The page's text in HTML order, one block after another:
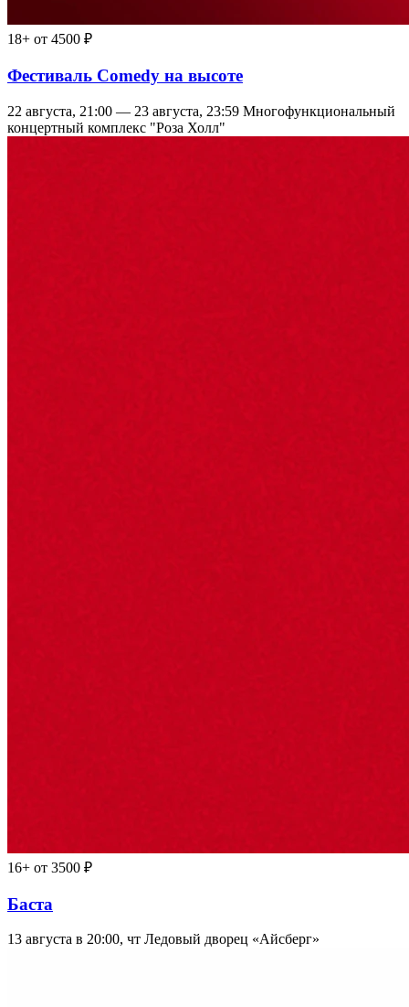
18+ от 4500 ₽
Фестиваль Comedy на высоте
22 августа, 21:00 — 23 августа, 23:59 Многофункциональный
концертный комплекс "Роза Холл"
16+ от 3500 ₽
Баста
13 августа в 20:00, чт Ледовый дворец «Айсберг»